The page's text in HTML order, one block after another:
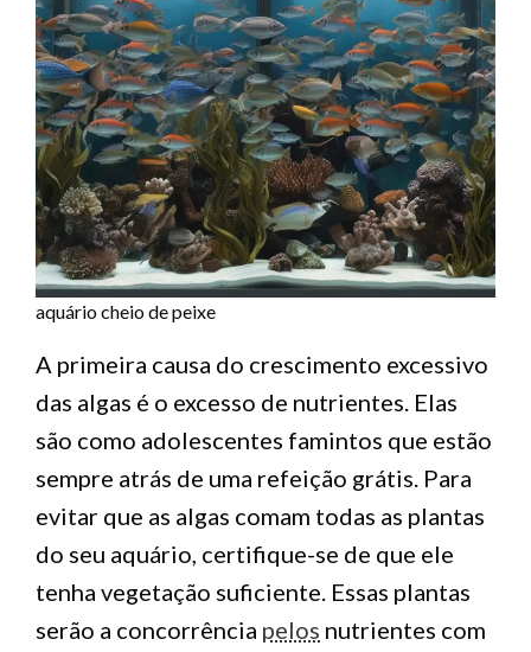
aquário cheio de peixe
A primeira causa do crescimento excessivo
das algas é o excesso de nutrientes. Elas
são como adolescentes famintos que estão
sempre atrás de uma refeição grátis. Para
evitar que as algas comam todas as plantas
do seu aquário, certifique-se de que ele
tenha vegetação suficiente. Essas plantas
serão a concorrência pelos nutrientes com